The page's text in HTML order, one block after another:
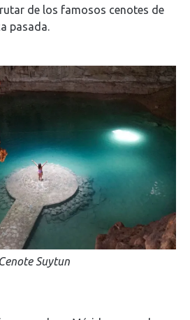
de los famosos cenotes de
pasada.
Cenote Suytun